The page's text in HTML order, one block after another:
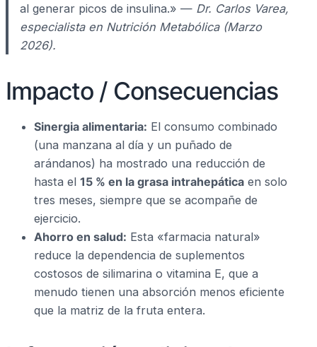
al generar picos de insulina.» — Dr. Carlos Varea,
especialista en Nutrición Metabólica (Marzo
2026).
Impacto / Consecuencias
Sinergia alimentaria: El consumo combinado
(una manzana al día y un puñado de
arándanos) ha mostrado una reducción de
hasta el 15 % en la grasa intrahepática en solo
tres meses, siempre que se acompañe de
ejercicio.
Ahorro en salud: Esta «farmacia natural»
reduce la dependencia de suplementos
costosos de silimarina o vitamina E, que a
menudo tienen una absorción menos eficiente
que la matriz de la fruta entera.